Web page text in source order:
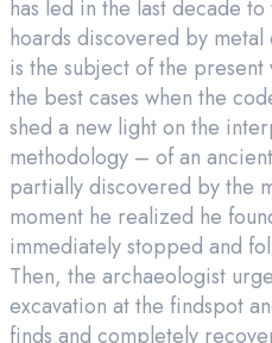
has led in the last decade
hoards discovered by
is the subject of the
the best cases when the
shed a new light on the
methodology – of an
partially discovered by the
moment he realized he
immediately stopped and
Then, the archaeologist
excavation at the findspot
finds and completely